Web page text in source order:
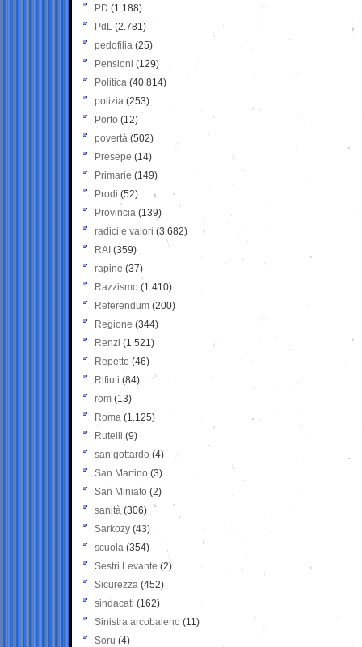
PD (1.188)
PdL (2.781)
pedofilia (25)
Pensioni (129)
Politica (40.814)
polizia (253)
Porto (12)
povertà (502)
Presepe (14)
Primarie (149)
Prodi (52)
Provincia (139)
radici e valori (3.682)
RAI (359)
rapine (37)
Razzismo (1.410)
Referendum (200)
Regione (344)
Renzi (1.521)
Repetto (46)
Rifiuti (84)
rom (13)
Roma (1.125)
Rutelli (9)
san gottardo (4)
San Martino (3)
San Miniato (2)
sanità (306)
Sarkozy (43)
scuola (354)
Sestri Levante (2)
Sicurezza (452)
sindacati (162)
Sinistra arcobaleno (11)
Soru (4)